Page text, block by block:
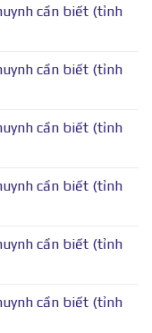
cần biết (tỉnh
cần biết (tỉnh
cần biết (tỉnh
cần biết (tỉnh
cần biết (tỉnh
cần biết (tỉnh